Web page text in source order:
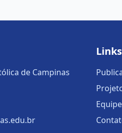
de Campinas
Equipe